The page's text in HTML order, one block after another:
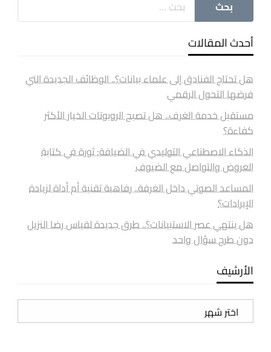
أحدث المقالات
هل تحتاج الفنادق إلى علماء بيانات؟.. الوظائف الجديدة التي
فرضها التحول الرقمي
مستقبل خدمة الغرف.. هل تصبح الروبوتات الخيار الأكثر
كفاءة؟
الذكاء الاصطناعي التوليدي في الضيافة: ثورة في كتابة
العروض والتواصل مع الضيوف
المساعد الصوتي داخل الغرفة.. رفاهية تقنية أم أداة لزيادة
الإيرادات؟
هل ينتهي عصر الاستبيانات؟.. طرق جديدة لقياس رضا النزيل
دون طرح سؤال واحد
الأرشيف
الأرشيف